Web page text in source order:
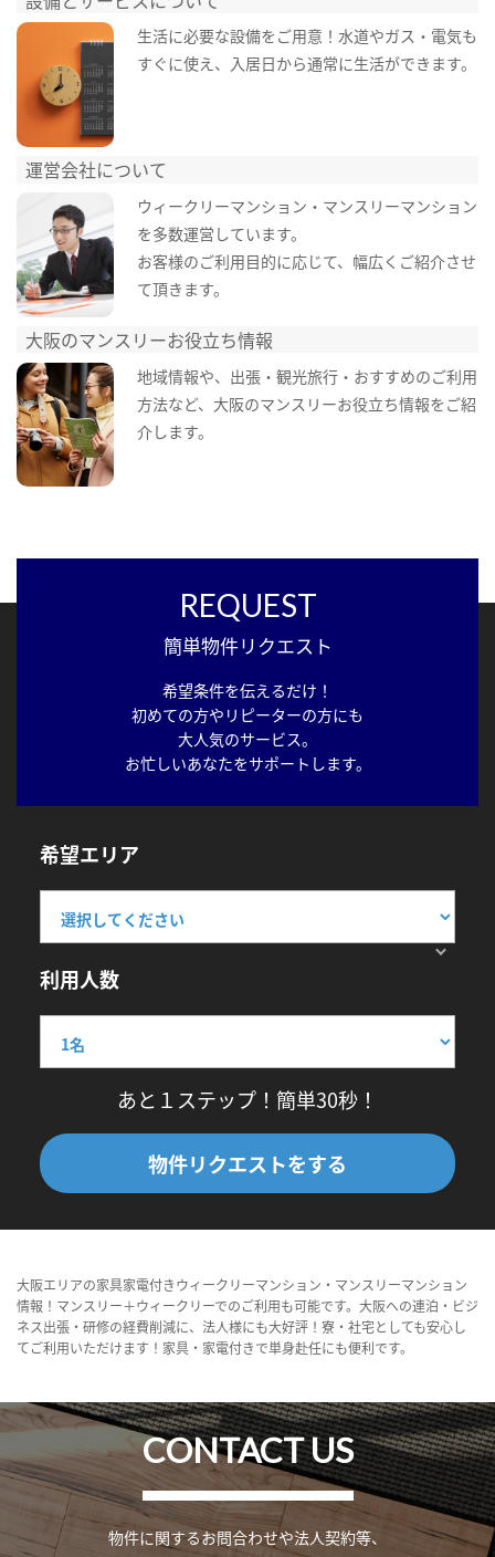
生活に必要な設備をご用意！水道やガス・電気も
すぐに使え、入居日から通常に生活ができます。
運営会社について
ウィークリーマンション・マンスリーマンション
を多数運営しています。
お客様のご利用目的に応じて、幅広くご紹介させ
て頂きます。
大阪のマンスリーお役立ち情報
地域情報や、出張・観光旅行・おすすめのご利用
方法など、大阪のマンスリーお役立ち情報をご紹
介します。
REQUEST
簡単物件リクエスト
希望条件を伝えるだけ！
初めての方やリピーターの方にも
大人気のサービス。
お忙しいあなたをサポートします。
希望エリア
利用人数
あと１ステップ！簡単30秒！
物件リクエストをする
大阪エリアの家具家電付きウィークリーマンション・マンスリーマンション
情報！マンスリー＋ウィークリーでのご利用も可能です。大阪への連泊・ビジ
ネス出張・研修の経費削減に、法人様にも大好評！寮・社宅としても安心し
てご利用いただけます！家具・家電付きで単身赴任にも便利です。
CONTACT US
物件に関するお問合わせや法人契約等、